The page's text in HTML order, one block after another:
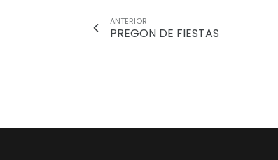
ANTERIOR
PREGON DE FIESTAS